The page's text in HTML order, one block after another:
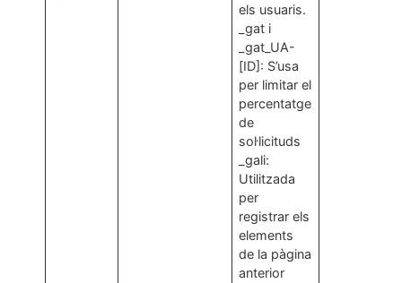
els usuaris.
_gat i
_gat_UA-
[ID]: S’usa
per limitar el
percentatge
de
sol·licituds
_gali:
Utilitzada
per
registrar els
elements
de la pàgina
anterior